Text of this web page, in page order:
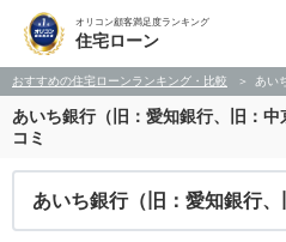
オリコン顧客満足度ランキング
住宅ローン
おすすめの住宅ローンランキング・比較 あい
あいち銀行（旧：愛知銀行、旧：中
コミ
あいち銀行（旧：愛知銀行、